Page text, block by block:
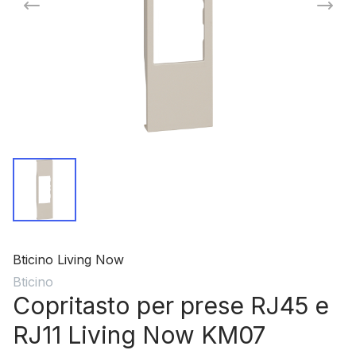
Bticino Living Now
Bticino
Copritasto per prese RJ45 e
RJ11 Living Now KM07